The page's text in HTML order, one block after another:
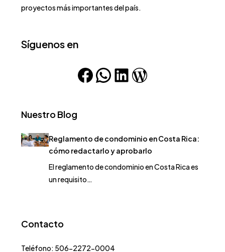
proyectos más importantes del país.
Síguenos en
Nuestro Blog
Reglamento de condominio en Costa Rica:
cómo redactarlo y aprobarlo
El reglamento de condominio en Costa Rica es
un requisito…
Contacto
Teléfono: 506-2272-0004